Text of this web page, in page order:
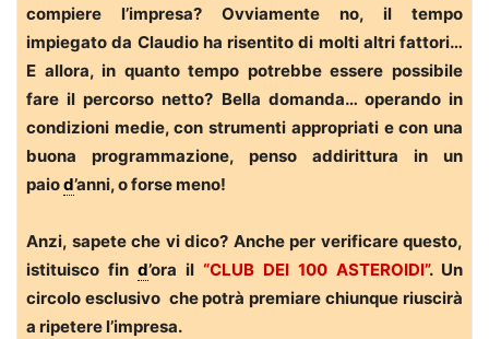
compiere l’impresa? Ovviamente no, il tempo
impiegato da Claudio ha risentito di molti altri fattori…
E allora, in quanto tempo potrebbe essere possibile
fare il percorso netto? Bella domanda… operando in
condizioni medie, con strumenti appropriati e con una
buona programmazione, penso addirittura in un
paiod’anni, o forse meno!
Anzi, sapete che vi dico? Anche per verificare questo,
istituisco fin d’ora il “CLUB DEI 100 ASTEROIDI”. Un
circolo esclusivo che potrà premiare chiunque riuscirà
a ripetere l’impresa.